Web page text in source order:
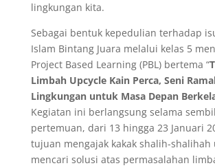
lingkungan kita.
Sebagai bentuk kepedulian terhadap
Islam Bintang Juara melalui kelas 5
Project Based Learning (PBL) bertema “
Limbah Upcycle Kain Perca, Seni
Lingkungan untuk Masa Depan
Kegiatan ini berlangsung selama
pertemuan, dari 13 hingga 23 Januari
tujuan mengajak kakak shalih-shalihah
mencari solusi atas permasalahan